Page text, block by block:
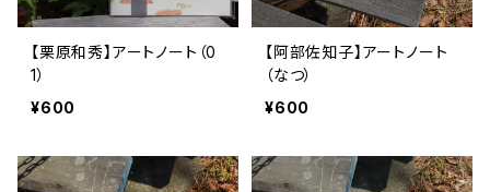
【栗原和秀】アートノート（0
1）
¥600
【阿部佐知子】アートノート
（なつ）
¥600